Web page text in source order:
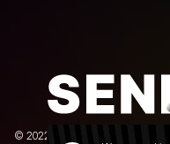
© 2022 Senna Labs Co., Ltd.All